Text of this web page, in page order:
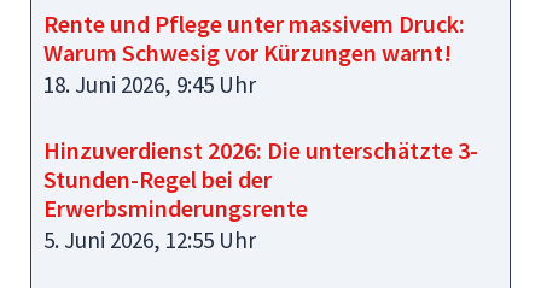
Rente und Pflege unter massivem Druck:
Warum Schwesig vor Kürzungen warnt!
18. Juni 2026, 9:45 Uhr
Hinzuverdienst 2026: Die unterschätzte 3-
Stunden-Regel bei der
Erwerbsminderungsrente
5. Juni 2026, 12:55 Uhr